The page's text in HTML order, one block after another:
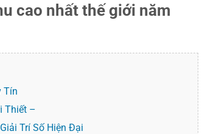
cao nhất thế giới năm
Tín
Thiết –
Trí Số Hiện Đại